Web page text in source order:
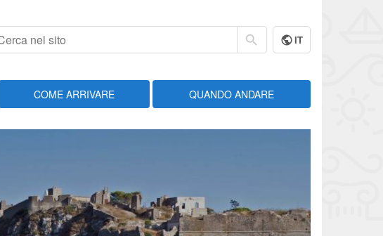
IT
COME ARRIVARE QUANDO ANDARE